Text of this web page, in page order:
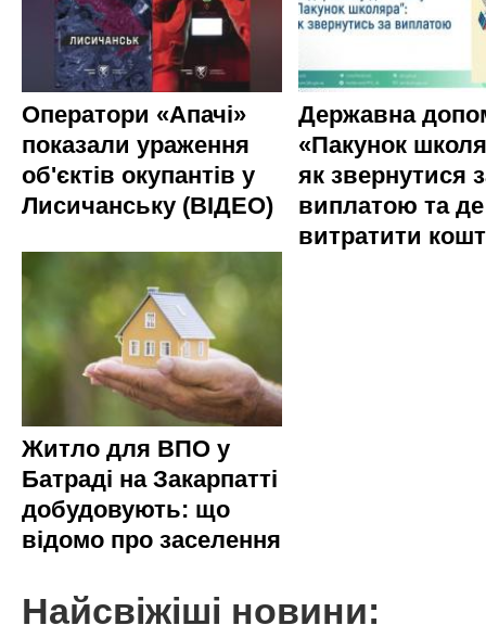
Оператори «Апачі»
показали ураження
об'єктів окупантів у
Лисичанську (ВІДЕО)
Державна
«Пакунок
як звернутися
виплатою та де
витратити
Житло для ВПО у
Батраді на Закарпатті
добудовують: що
відомо про заселення
Найсвіжіші новини: